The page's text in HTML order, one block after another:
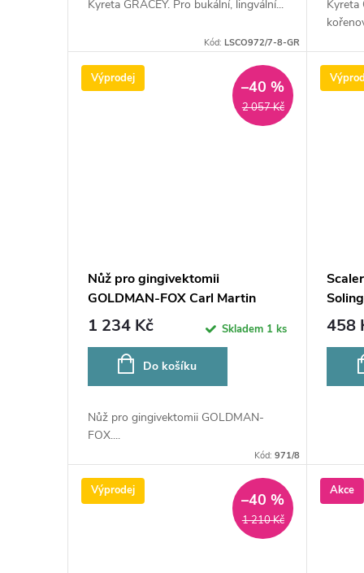
k
Kyreta GRACEY. Pro bukální, lingvální...
Kód:LSCO972/7-8-GR
Kyreta
Výprodej
2 057 Kč
–40 %
Nůž pro gingivektomii
GOLDMAN-FOX Carl Martin
Solingen 971/8
1 234 Kč Skladem 1 ks
Do košíku
Nůž pro gingivektomii GOLDMAN-
FOX....
Kód:971/8
458
Výprodej
1 210 Kč
–40 % Akce